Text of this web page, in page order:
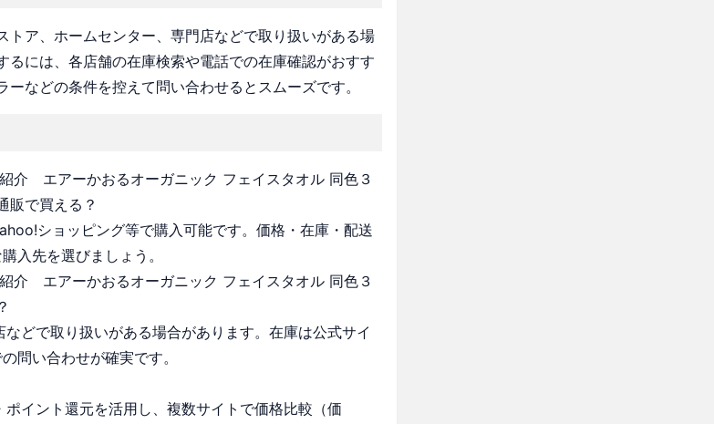
トア、ホームセンター、専門店などで取り扱いがある場
るには、各店舗の在庫検索や電話での在庫確認がおすす
などの条件を控えて問い合わせるとスムーズです。
介 エアーかおるオーガニック フェイスタオル 同色３
販で買える？
ショッピング等で購入可能です。価格・在庫・配送
入先を選びましょう。
介 エアーかおるオーガニック フェイスタオル 同色３
どで取り扱いがある場合があります。在庫は公式サイ
問い合わせが確実です。
イント還元を活用し、複数サイトで価格比較（価